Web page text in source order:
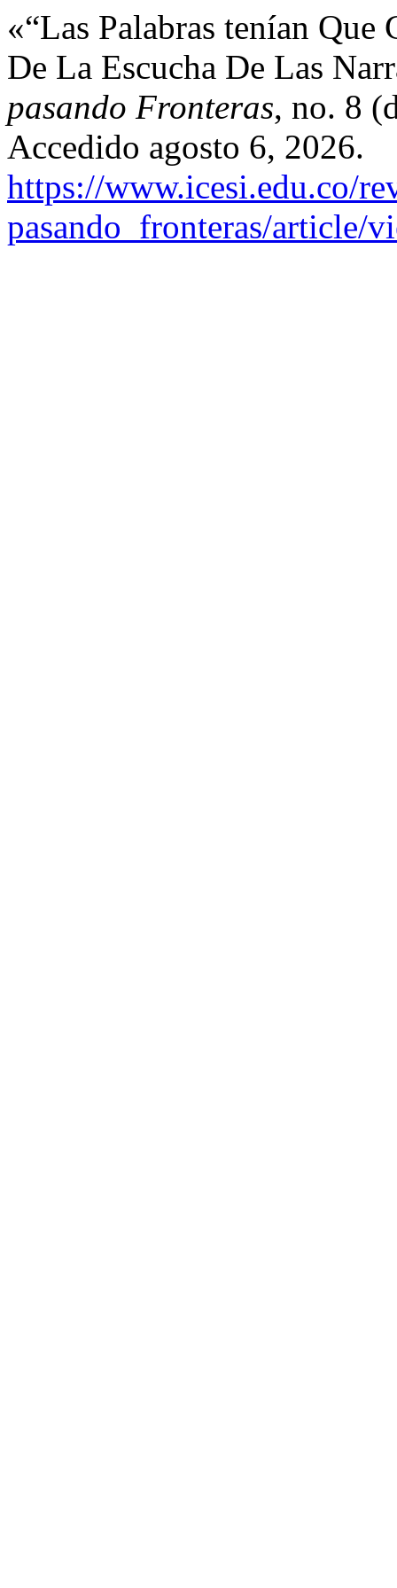
«“Las Palabras tenían Que
De La Escucha De Las
pasando Fronteras, no. 8
Accedido agosto 6, 2026.
https://www.icesi.edu.co/
pasando_fronteras/article/